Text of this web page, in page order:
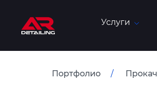
Услуги
Портфолио